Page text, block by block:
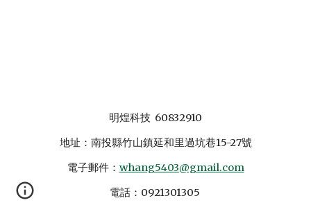
明煌科技 60832910
地址：南投縣竹山鎮延和里過坑巷15-27號
電子郵件： whang5403@gmail.com
電話：0921301305